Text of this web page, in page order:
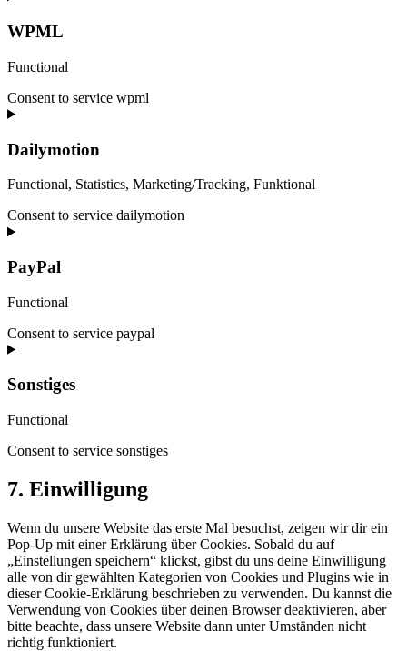
WPML
Functional
Consent to service wpml
Dailymotion
Functional, Statistics, Marketing/Tracking, Funktional
Consent to service dailymotion
PayPal
Functional
Consent to service paypal
Sonstiges
Functional
Consent to service sonstiges
7. Einwilligung
Wenn du unsere Website das erste Mal besuchst, zeigen wir dir ein
Pop-Up mit einer Erklärung über Cookies. Sobald du auf
„Einstellungen speichern“ klickst, gibst du uns deine Einwilligung
alle von dir gewählten Kategorien von Cookies und Plugins wie in
dieser Cookie-Erklärung beschrieben zu verwenden. Du kannst die
Verwendung von Cookies über deinen Browser deaktivieren, aber
bitte beachte, dass unsere Website dann unter Umständen nicht
richtig funktioniert.